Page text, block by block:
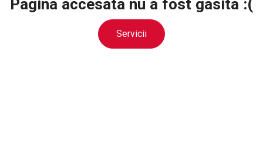
Pagina accesata nu a fost gasita :(
Servicii